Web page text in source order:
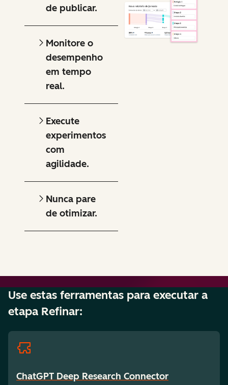
de publicar.
Monitore o
desempenho
em tempo
real.
Execute
experimentos
com
agilidade.
Nunca pare
de otimizar.
Use estas ferramentas para executar a
etapa Refinar:
ChatGPT Deep Research Connector